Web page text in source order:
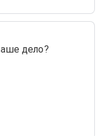
дело?